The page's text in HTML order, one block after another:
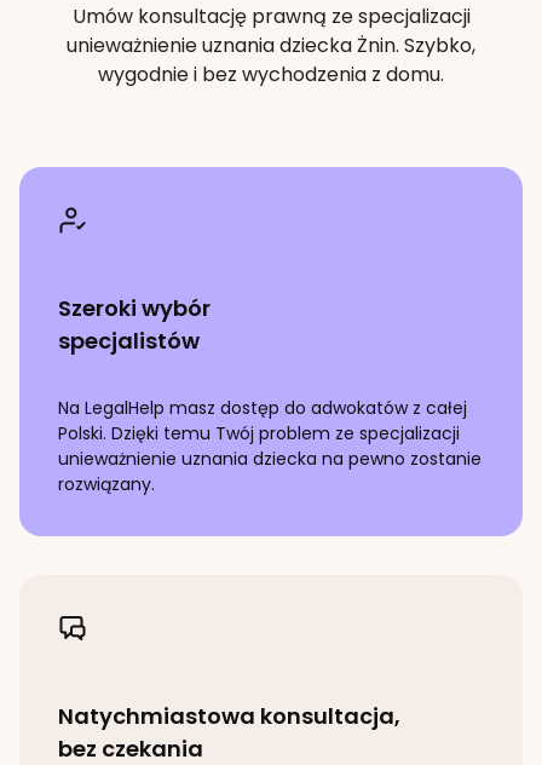
Umów konsultację prawną ze specjalizacji
unieważnienie uznania dzieckaŻnin. Szybko,
wygodnie i bez wychodzenia z domu.
Szeroki wybór
specjalistów
Na LegalHelp masz dostęp do adwokatów z całej
Polski. Dzięki temu Twój problem ze specjalizacji
unieważnienie uznania dziecka na pewno zostanie
rozwiązany.
Natychmiastowa konsultacja,
bez czekania